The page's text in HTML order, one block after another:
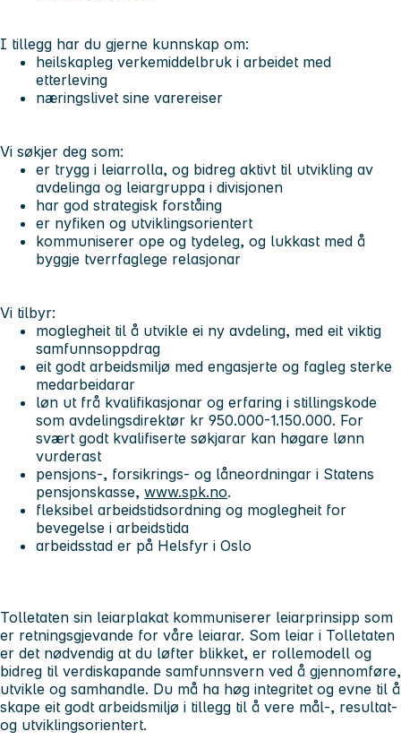
I tillegg har du gjerne kunnskap om:
heilskapleg verkemiddelbruk i arbeidet med
etterleving
næringslivet sine varereiser
Vi søkjer deg som:
er trygg i leiarrolla, og bidreg aktivt til utvikling av
avdelinga og leiargruppa i divisjonen
har god strategisk forståing
er nyfiken og utviklingsorientert
kommuniserer ope og tydeleg, og lukkast med å
byggje tverrfaglege relasjonar
Vi tilbyr:
moglegheit til å utvikle ei ny avdeling, med eit viktig
samfunnsoppdrag
eit godt arbeidsmiljø med engasjerte og fagleg sterke
medarbeidarar
løn ut frå kvalifikasjonar og erfaring i stillingskode
som avdelingsdirektør kr 950.000-1.150.000. For
svært godt kvalifiserte søkjarar kan høgare lønn
vurderast
pensjons-, forsikrings- og låneordningar i Statens
pensjonskasse, www.spk.no.
fleksibel arbeidstidsordning og moglegheit for
bevegelse i arbeidstida
arbeidsstad er på Helsfyr i Oslo
Tolletaten sin leiarplakat kommuniserer leiarprinsipp som
er retningsgjevande for våre leiarar. Som leiar i Tolletaten
er det nødvendig at du løfter blikket, er rollemodell og
bidreg til verdiskapande samfunnsvern ved å gjennomføre,
utvikle og samhandle. Du må ha høg integritet og evne til å
skape eit godt arbeidsmiljø i tillegg til å vere mål-, resultat-
og utviklingsorientert.